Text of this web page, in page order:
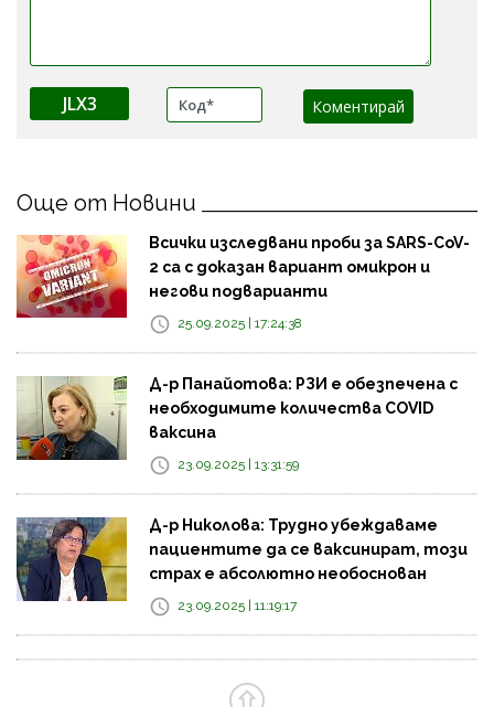
JLX3
Още от Новини
Всички изследвани проби за SARS-CoV-
2 са с доказан вариант омикрон и
негови подварианти
25.09.2025 | 17:24:38
Д-р Панайотова: РЗИ е обезпечена с
необходимите количества COVID
ваксина
23.09.2025 | 13:31:59
Д-р Николова: Трудно убеждаваме
пациентите да се ваксинират, този
страх е абсолютно необоснован
23.09.2025 | 11:19:17